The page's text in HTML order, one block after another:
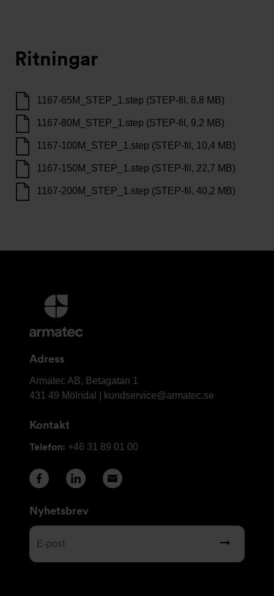
Ritningar
1167-65M_STEP_1.step (STEP-fil, 8,8 MB)
1167-80M_STEP_1.step (STEP-fil, 9,2 MB)
1167-100M_STEP_1.step (STEP-fil, 10,4 MB)
1167-150M_STEP_1.step (STEP-fil, 22,7 MB)
1167-200M_STEP_1.step (STEP-fil, 40,2 MB)
Ytterligare
information
och
Adress
Armatec
AB
Armatec AB, Betagatan 1
431 49 Mölndal |
kundservice@armatec.se
Kontakt
Telefon: +46 31 89 01 00
Nyhetsbrev
E-
post
(Obligatoriskt)